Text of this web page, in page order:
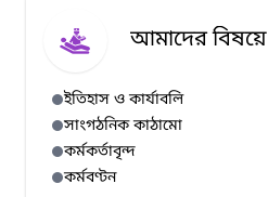
আমাদের বিষয়ে
ইতিহাস ও কার্যাবলি
সাংগঠনিক কাঠামো
কর্মকর্তাবৃন্দ
কর্মবণ্টন